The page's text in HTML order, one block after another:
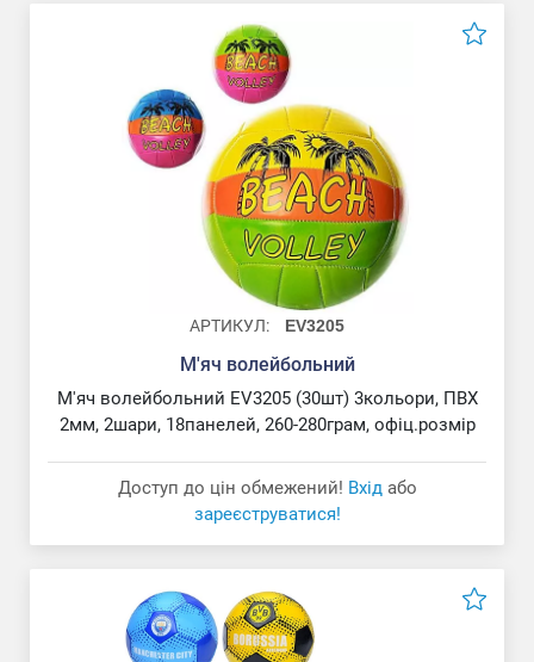
АРТИКУЛ: EV3205
М'яч волейбольний
М'яч волейбольний EV3205 (30шт) 3кольори, ПВХ
2мм, 2шари, 18панелей, 260-280грам, офіц.розмір
Доступ до цін обмежений! Вхід або
зареєструватися!